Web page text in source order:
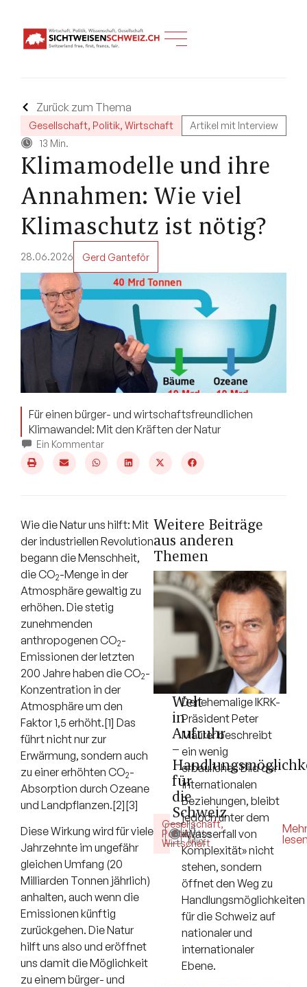
Zurück zum Thema
Gesellschaft, Politik, Wirtschaft
Artikel mit Interview
13 Min.
Klimamodelle und ihre
Annahmen: Wie viel
Klimaschutz ist nötig?
28.06.2026 Gerd Ganteför
Für einen bürger- und wirtschaftsfreundlichen
Klimawandel: Mit den Kräften der Natur
Ein Kommentar
Wie die Natur uns hilft: Mit
der industriellen Revolution
begann die Menschheit,
die CO2-Menge in der
Atmosphäre gewaltig zu
erhöhen. Die stetig
zunehmenden
anthropogenen CO2-
Emissionen der letzten
200 Jahre haben die CO2-
Konzentration in der
Atmosphäre um den
Faktor 1,5 erhöht.[1] Das
führt nicht nur zur
Erwärmung, sondern auch
zu einer erhöhten CO2-
Absorption durch Ozeane
und Landpflanzen.[2][3]
Diese Wirkung wird für viele
Jahrzehnte im ungefähr
gleichen Umfang (20
Milliarden Tonnen jährlich)
anhalten, auch wenn die
Emissionen künftig
zurückgehen. Die Natur
hilft uns also und eröffnet
uns damit die Möglichkeit
zu einem bürger- und
Weitere Beiträge
aus anderen
Themen
Gesellschaft,
Politik,
Wirtschaft
Debatte
14
Min.
Welt
in
Aufruhr
–
für
die
Schweiz
Der ehemalige IKRK-
Präsident Peter
Maurer beschreibt
ein wenig
erbauliches Bild der
internationalen
Beziehungen, bleibt
jedoch unter dem
«Wasserfall von
Komplexität» nicht
stehen, sondern
öffnet den Weg zu
Handlungsmöglichkeiten
für die Schweiz auf
nationaler und
internationaler
Ebene.